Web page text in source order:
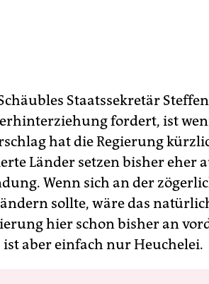
Staatssekretär
fordert, ist
hat die Regierung
Länder setzen bisher eher
Wenn sich an der
sollte, wäre das
hier schon bisher an
aber einfach nur Heuchelei.